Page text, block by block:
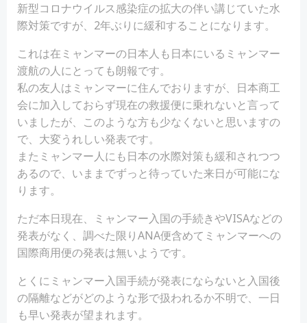
新型コロナウイルス感染症の拡大の伴い講じていた水
際対策ですが、2年ぶりに緩和することになります。
これは在ミャンマーの日本人も日本にいるミャンマー
渡航の人にとっても朗報です。
私の友人はミャンマーに住んでおりますが、日本商工
会に加入しておらず現在の救援便に乗れないと言って
いましたが、このような方も少なくないと思いますの
で、大変うれしい発表です。
またミャンマー人にも日本の水際対策も緩和されつつ
あるので、いままでずっと待っていた来日が可能にな
ります。
ただ本日現在、ミャンマー入国の手続きやVISAなどの
発表がなく、調べた限りANA便含めてミャンマーへの
国際商用便の発表は無いようです。
とくにミャンマー入国手続が発表にならないと入国後
の隔離などがどのような形で扱われるか不明で、一日
も早い発表が望まれます。